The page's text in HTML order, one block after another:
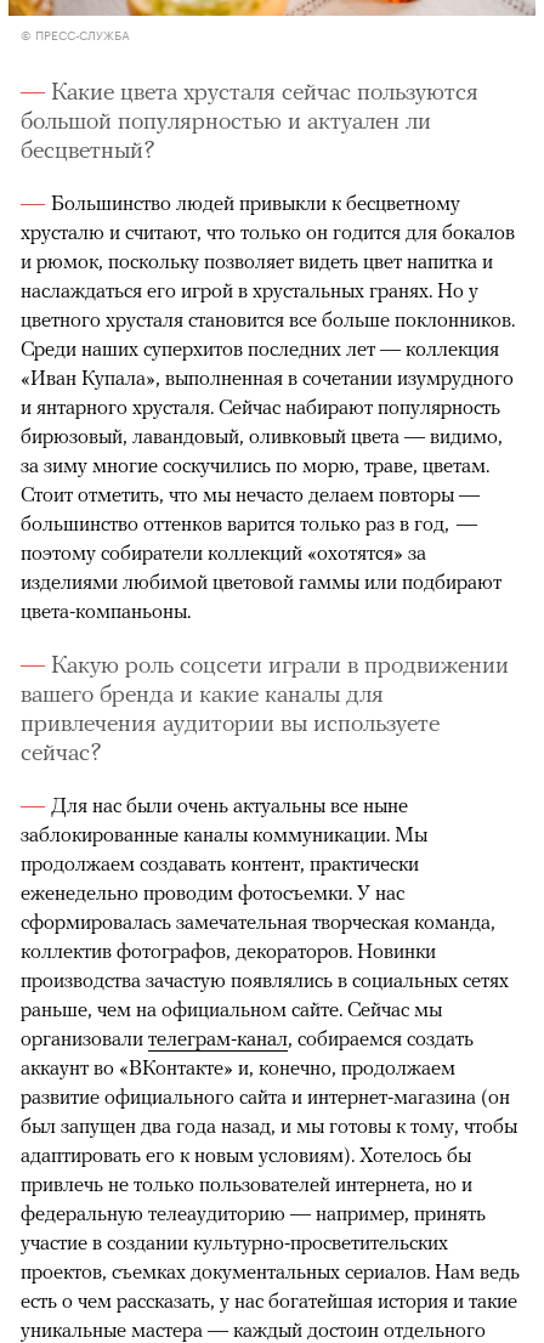
© ПРЕСС-СЛУЖБА
Какие цвета хрусталя сейчас пользуются
большой популярностью и актуален ли
бесцветный?
Большинство людей привыкли к бесцветному
хрусталю и считают, что только он годится для бокалов
и рюмок, поскольку позволяет видеть цвет напитка и
наслаждаться его игрой в хрустальных гранях. Но у
цветного хрусталя становится все больше поклонников.
Среди наших суперхитов последних лет — коллекция
«Иван Купала», выполненная в сочетании изумрудного
и янтарного хрусталя. Сейчас набирают популярность
бирюзовый, лавандовый, оливковый цвета — видимо,
за зиму многие соскучились по морю, траве, цветам.
Стоит отметить, что мы нечасто делаем повторы —
большинство оттенков варится только раз в год, —
поэтому собиратели коллекций «охотятся» за
изделиями любимой цветовой гаммы или подбирают
цвета-компаньоны.
Какую роль соцсети играли в продвижении
вашего бренда и какие каналы для
привлечения аудитории вы используете
сейчас?
Для нас были очень актуальны все ныне
заблокированные каналы коммуникации. Мы
продолжаем создавать контент, практически
еженедельно проводим фотосъемки. У нас
сформировалась замечательная творческая команда,
коллектив фотографов, декораторов. Новинки
производства зачастую появлялись в социальных сетях
раньше, чем на официальном сайте. Сейчас мы
организовали телеграм-канал, собираемся создать
аккаунт во «ВКонтакте» и, конечно, продолжаем
развитие официального сайта и интернет-магазина (он
был запущен два года назад, и мы готовы к тому, чтобы
адаптировать его к новым условиям). Хотелось бы
привлечь не только пользователей интернета, но и
федеральную телеаудиторию — например, принять
участие в создании культурно-просветительских
проектов, съемках документальных сериалов. Нам ведь
есть о чем рассказать, у нас богатейшая история и такие
уникальные мастера — каждый достоин отдельного